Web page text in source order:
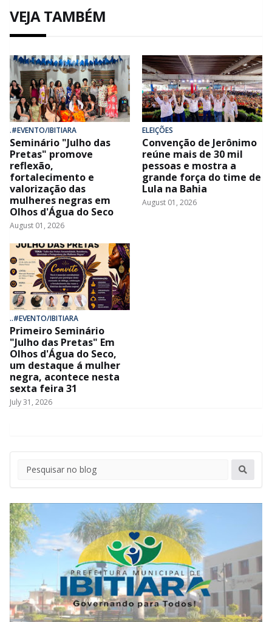
VEJA TAMBÉM
.#EVENTO/IBITIARA
Seminário "Julho das
Pretas" promove
reflexão,
fortalecimento e
valorização das
mulheres negras em
Olhos d'Água do Seco
August 01, 2026
ELEIÇÕES
Convenção de Jerônimo
reúne mais de 30 mil
pessoas e mostra a
grande força do time de
Lula na Bahia
August 01, 2026
..#EVENTO/IBITIARA
Primeiro Seminário
"Julho das Pretas" Em
Olhos d'Água do Seco,
um destaque á mulher
negra, acontece nesta
sexta feira 31
July 31, 2026